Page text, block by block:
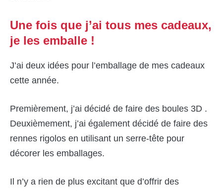
Une fois que j’ai tous mes cadeaux,
je les emballe !
J’ai deux idées pour l’emballage de mes cadeaux
cette année.
Premièrement, j’ai décidé de faire des boules 3D .
Deuxièmement, j’ai également décidé de faire des
rennes rigolos en utilisant un serre-tête pour
décorer les emballages.
Il n’y a rien de plus excitant que d’offrir des